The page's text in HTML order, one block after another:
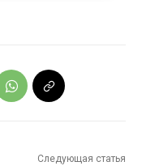
Следующая статья